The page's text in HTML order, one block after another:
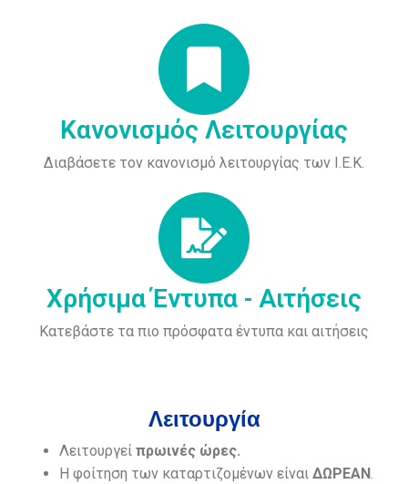
Κανονισμός Λειτουργίας
Διαβάσετε τον κανονισμό λειτουργίας των Ι.Ε.Κ.
Χρήσιμα Έντυπα - Αιτήσεις
Κατεβάστε τα πιο πρόσφατα έντυπα και αιτήσεις
Λειτουργία
Λειτουργεί πρωινές ώρες.
Η φοίτηση των καταρτιζομένων είναι ΔΩΡΕΑΝ.